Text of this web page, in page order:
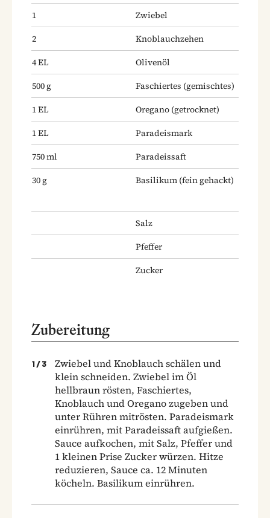
1
Zwiebel
2
Knoblauchzehen
4EL
Olivenöl
500g Faschiertes (gemischtes)
1EL Oregano (getrocknet)
1EL
Paradeismark
750ml
Paradeissaft
30g Basilikum (fein gehackt)
Salz
Pfeffer
Zucker
Zubereitung
1 / 3
Zwiebel und Knoblauch schälen und
klein schneiden. Zwiebel im Öl
hellbraun rösten, Faschiertes,
Knoblauch und Oregano zugeben und
unter Rühren mitrösten. Paradeismark
einrühren, mit Paradeissaft aufgießen.
Sauce aufkochen, mit Salz, Pfeffer und
1 kleinen Prise Zucker würzen. Hitze
reduzieren, Sauce ca. 12 Minuten
köcheln. Basilikum einrühren.